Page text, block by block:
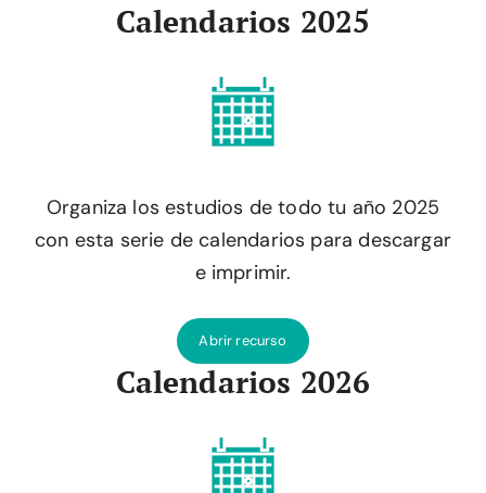
Calendarios 2025
Organiza los estudios de todo tu año 2025
con esta serie de calendarios para descargar
e imprimir.
Abrir recurso
Calendarios 2026